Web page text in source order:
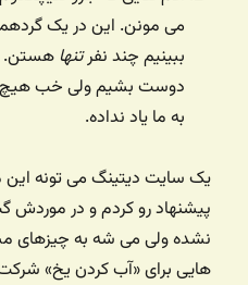
می مونن. این در یک
ببینیم چند نفرتنها هستن.
دوست بشیم ولی خب
به ما یاد نداده.
یک سایت دیتینگ می تونه
پیشنهاد رو کردم و در موردش
نشده ولی می شه به چیزهای
هایی برای «آب کردن یخ»